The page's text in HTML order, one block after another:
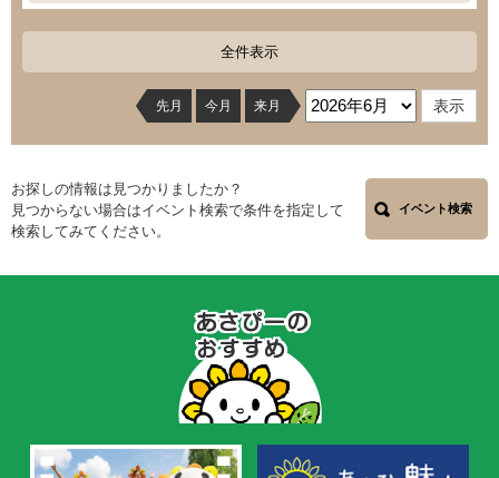
全件表示
先月 今月 来月
お探しの情報は見つかりましたか？
見つからない場合はイベント検索で条件を指定して
検索してみてください。
イベント検索
の
お
す
め